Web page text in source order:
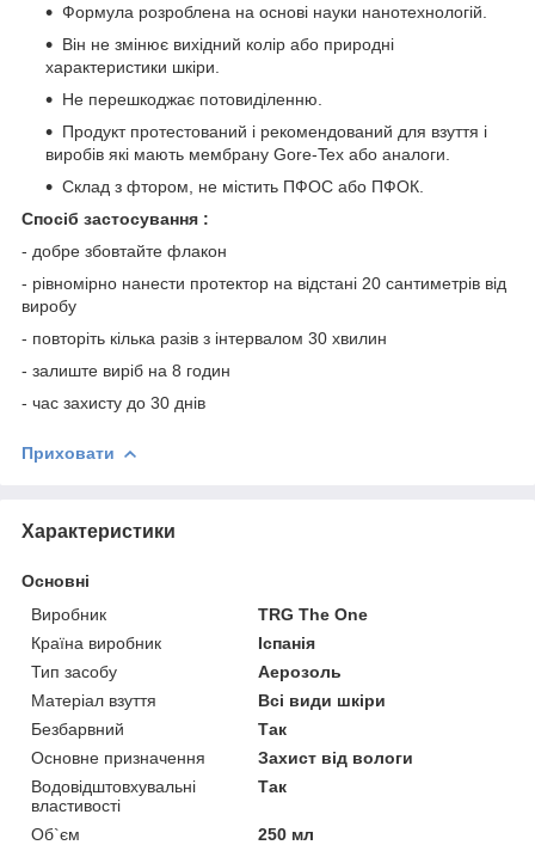
Формула розроблена на основі науки нанотехнологій.
Він не змінює вихідний колір або природні
характеристики шкіри.
Не перешкоджає потовиділенню.
Продукт протестований і рекомендований для взуття і
виробів які мають мембрану Gore-Tex або аналоги.
Склад з фтором, не містить ПФОС або ПФОК.
Спосіб застосування :
- добре збовтайте флакон
- рівномірно нанести протектор на відстані 20 сантиметрів від
виробу
- повторіть кілька разів з інтервалом 30 хвилин
- залиште виріб на 8 годин
- час захисту до 30 днів
Приховати
Характеристики
Основні
Виробник
TRG The One
Країна виробник
Іспанія
Тип засобу
Аерозоль
Матеріал взуття
Всі види шкіри
Безбарвний
Так
Основне призначення
Захист від вологи
Водовідштовхувальні
властивості
Так
Об`єм
250 мл